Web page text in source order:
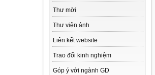
Thư mời
Thư viện ảnh
Liên kết website
Trao đổi kinh nghiệm
Góp ý với ngành GD